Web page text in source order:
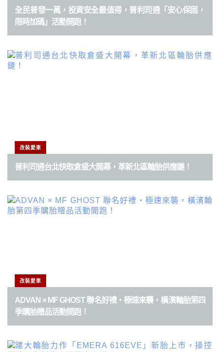
全民普發一萬，投資安全最值得，普利司通「安心保固，
限時加碼」活動開跑！
改裝愛車
普利司通台北快取倉盛大開幕，革新北區輪胎供應鏈！
改裝愛車
ADVAN × MF GHOST 聯名好禮・極速來襲，橫濱輪胎第四
季購胎贈品活動開跑！